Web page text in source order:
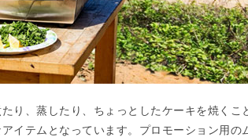
り、蒸したり、ちょっとしたケーキを焼くこ
イテムとなっています。プロモーション用の